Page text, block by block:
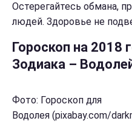
Остерегайтесь обмана,
людей. Здоровье не
Гороскоп на 2018
Зодиака –
Фото: Гороскоп для
Водолея (pixabay.com/